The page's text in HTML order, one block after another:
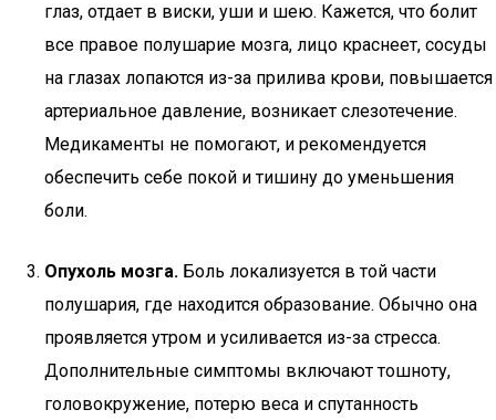
глаз, отдает в виски, уши и шею. Кажется, что болит
все правое полушарие мозга, лицо краснеет, сосуды
на глазах лопаются из-за прилива крови, повышается
артериальное давление, возникает слезотечение.
Медикаменты не помогают, и рекомендуется
обеспечить себе покой и тишину до уменьшения
боли.
Опухоль мозга. Боль локализуется в той части
полушария, где находится образование. Обычно она
проявляется утром и усиливается из-за стресса.
Дополнительные симптомы включают тошноту,
головокружение, потерю веса и спутанность